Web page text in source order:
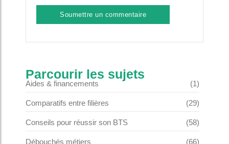
Parcourir les sujets
Aides & financements (1)
Comparatifs entre filières (29)
Conseils pour réussir son BTS (58)
Débouchés métiers (66)